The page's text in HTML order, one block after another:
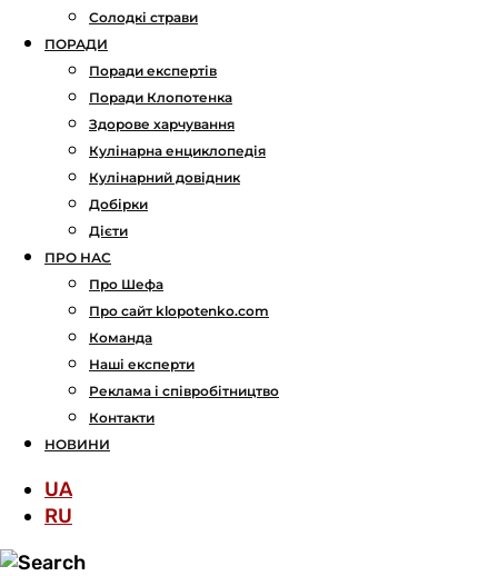
Солодкі страви
ПОРАДИ
Поради експертів
Поради Клопотенка
Здорове харчування
Кулінарна енциклопедія
Кулінарний довідник
Добірки
Дієти
ПРО НАС
Про Шефа
Про сайт klopotenko.com
Команда
Наші експерти
Реклама і співробітництво
Контакти
НОВИНИ
UA
RU